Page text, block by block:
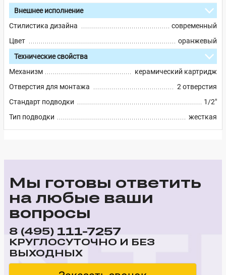
Внешнее исполнение
Стилистика дизайна
современный
Цвет
оранжевый
Технические свойства
Механизм
керамический картридж
Отверстия для монтажа
2 отверстия
Стандарт подводки
1/2"
Тип подводки
жесткая
Мы готовы ответить
на любые ваши
вопросы
8 (495) 111-7257
КРУГЛОСУТОЧНО И БЕЗ
ВЫХОДНЫХ